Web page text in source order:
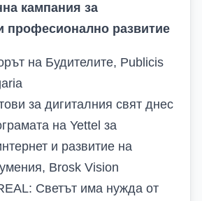
кампания за
професионално развитие
на Будителите, Publicis
за дигиталния свят днес
на Yettel за
и развитие на
Brosk Vision
Светът има нужда от